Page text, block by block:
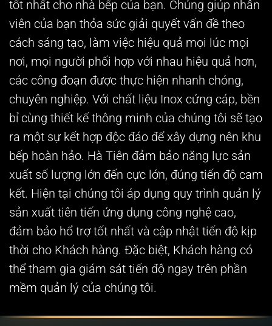
tốt nhất cho nhà bếp của bạn. Chúng giúp nhân
viên của bạn thỏa sức giải quyết vấn đề theo
cách sáng tạo, làm việc hiệu quả mọi lúc mọi
nơi, mọi người phối hợp với nhau hiệu quả hơn,
các công đoạn được thực hiện nhanh chóng,
chuyên nghiệp. Với chất liệu Inox cứng cáp, bền
bỉ cùng thiết kế thông minh của chúng tôi sẽ tạo
ra một sự kết hợp độc đáo để xây dựng nên khu
bếp hoàn hảo. Hà Tiên đảm bảo năng lực sản
xuất số lượng lớn đến cực lớn, đúng tiến độ cam
kết. Hiện tại chúng tôi áp dụng quy trình quản lý
sản xuất tiên tiến ứng dụng công nghệ cao,
đảm bảo hổ trợ tốt nhất và cập nhật tiến độ kịp
thời cho Khách hàng. Đặc biệt, Khách hàng có
thể tham gia giám sát tiến độ ngay trên phần
mềm quản lý của chúng tôi.